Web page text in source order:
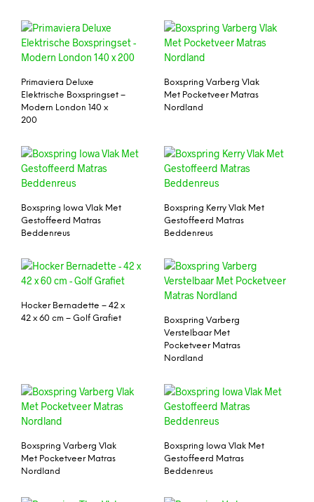
Primaviera Deluxe
Elektrische Boxspringset –
Modern London 140 x
200
Boxspring Varberg Vlak
Met Pocketveer Matras
Nordland
Boxspring Iowa Vlak Met
Gestoffeerd Matras
Beddenreus
Boxspring Kerry Vlak Met
Gestoffeerd Matras
Beddenreus
Hocker Bernadette – 42 x
42 x 60 cm – Golf Grafiet
Boxspring Varberg
Verstelbaar Met
Pocketveer Matras
Nordland
Boxspring Varberg Vlak
Met Pocketveer Matras
Nordland
Boxspring Iowa Vlak Met
Gestoffeerd Matras
Beddenreus